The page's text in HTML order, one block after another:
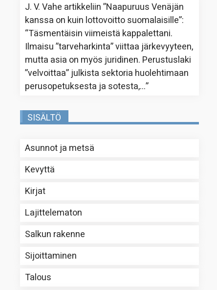
J. V. Vahe artikkeliin”Naapuruus Venäjän
kanssa on kuin lottovoitto suomalaisille”:
“Täsmentäisin viimeistä kappalettani.
Ilmaisu ”tarveharkinta” viittaa järkevyyteen,
mutta asia on myös juridinen. Perustuslaki
”velvoittaa” julkista sektoria huolehtimaan
perusopetuksesta ja sotesta,…”
SISÄLTÖ
Asunnot ja metsä
Kevyttä
Kirjat
Lajittelematon
Salkun rakenne
Sijoittaminen
Talous